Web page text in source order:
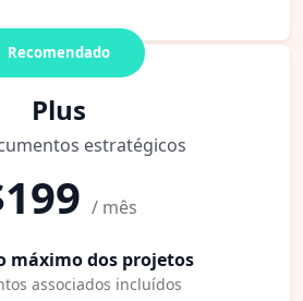
Recomendado
Plus
estratégicos
/ mês
máximo dos projetos
associados incluídos